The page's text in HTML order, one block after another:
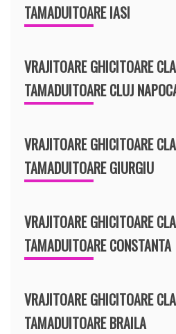
TAMADUITOARE IASI
VRAJITOARE GHICITOARE
TAMADUITOARE CLUJ
VRAJITOARE GHICITOARE
TAMADUITOARE GIURGIU
VRAJITOARE GHICITOARE
TAMADUITOARE CONSTANTA
VRAJITOARE GHICITOARE
TAMADUITOARE BRAILA